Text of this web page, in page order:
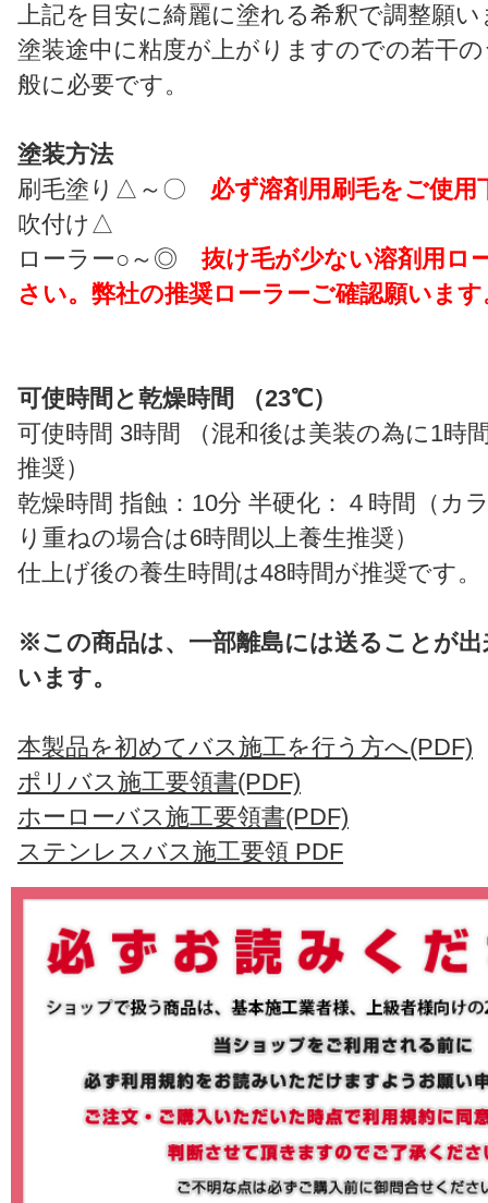
上記を目安に綺麗に塗れる希釈で調整願
塗装途中に粘度が上がりますのでの若干
般に必要です。
塗装方法
刷毛塗り△～〇 必ず溶剤用刷毛をご使用
吹付け△
ローラー○～◎ 抜け毛が少ない溶剤用ロ
さい。弊社の推奨ローラーご確認願います
可使時間と乾燥時間 （23℃）
可使時間 3時間 （混和後は美装の為に1時
推奨）
乾燥時間 指蝕：10分 半硬化：４時間（カ
り重ねの場合は6時間以上養生推奨）
仕上げ後の養生時間は48時間が推奨です。
※この商品は、一部離島には送ることが
います。
本製品を初めてバス施工を行う方へ(PDF)
ポリバス施工要領書(PDF)
ホーローバス施工要領書(PDF)
ステンレスバス施工要領 PDF